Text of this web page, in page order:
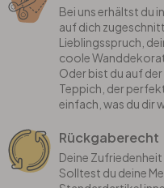
Bei uns erhältst du
auf dich
Lieblingsspruch,
coole
Oder bist du auf
Teppich, der
einfach, was du dir
Rückgaberecht
Deine
Solltest du deine